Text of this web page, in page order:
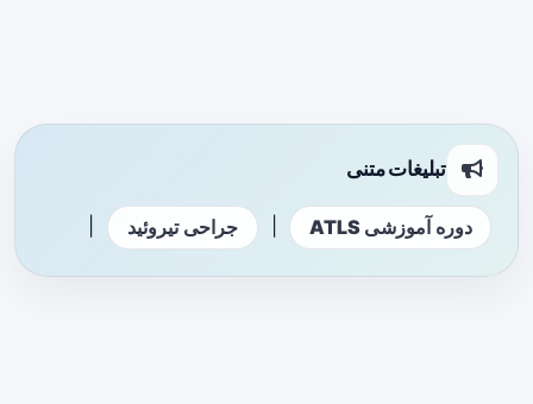
تبلیغات متنی
دوره آموزشی ATLS جراحی تیروئید